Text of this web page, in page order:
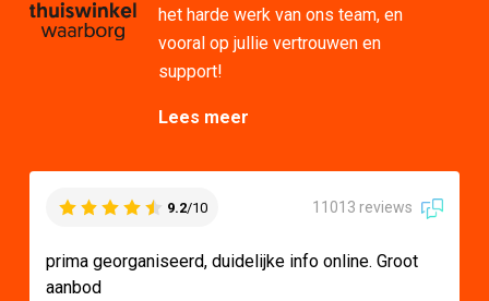
het harde werk van ons team, en
vooral op jullie vertrouwen en
support!
Lees meer
9.2/10 11013 reviews
prima georganiseerd, duidelijke info online. Groot
aanbod